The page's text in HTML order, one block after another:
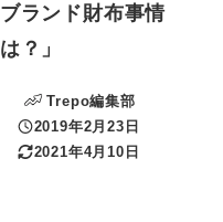
ブランド財布事情
は？」
Trepo編集部
投稿日
2019年2月23日
更新日
2021年4月10日